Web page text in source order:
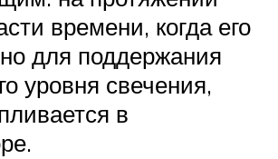
времени, когда его
для поддержания
уровня свечения,
в